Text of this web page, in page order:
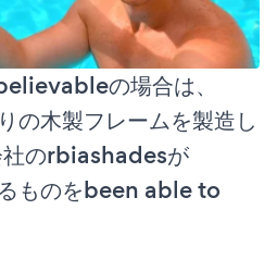
の場合は、
木製フレームを製造し
社のrbiashadesが
ものをbeen able to